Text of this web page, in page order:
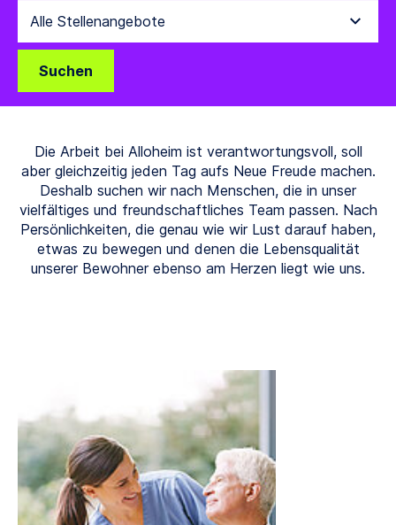
Suchen
Die Arbeit bei Alloheim ist verantwortungsvoll, soll
aber gleichzeitig jeden Tag aufs Neue Freude machen.
Deshalb suchen wir nach Menschen, die in unser
vielfältiges und freundschaftliches Team passen. Nach
Persönlichkeiten, die genau wie wir Lust darauf haben,
etwas zu bewegen und denen die Lebensqualität
unserer Bewohner ebenso am Herzen liegt wie uns.